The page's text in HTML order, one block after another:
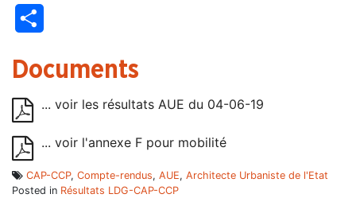
Documents
... voir les résultats AUE du 04-06-19
... voir l'annexe F pour mobilité
CAP-CCP, Compte-rendus, AUE, Architecte Urbaniste de l'Etat
Posted in Résultats LDG-CAP-CCP